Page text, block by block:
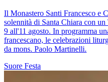
Il Monastero Santi Francesco e
solennità di Santa Chiara con
9 all'11 agosto. In programma
francescano, le celebrazioni
da mons. Paolo Martinelli.
Suore Festa